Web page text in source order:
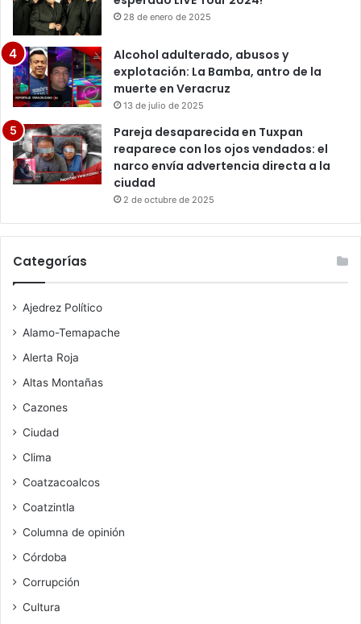
28 de enero de 2025
Alcohol adulterado, abusos y
explotación: La Bamba, antro de la
muerte en Veracruz
13 de julio de 2025
Pareja desaparecida en Tuxpan
reaparece con los ojos vendados: el
narco envía advertencia directa a la
ciudad
2 de octubre de 2025
Categorías
Ajedrez Político
Alamo-Temapache
Alerta Roja
Altas Montañas
Cazones
Ciudad
Clima
Coatzacoalcos
Coatzintla
Columna de opinión
Córdoba
Corrupción
Cultura